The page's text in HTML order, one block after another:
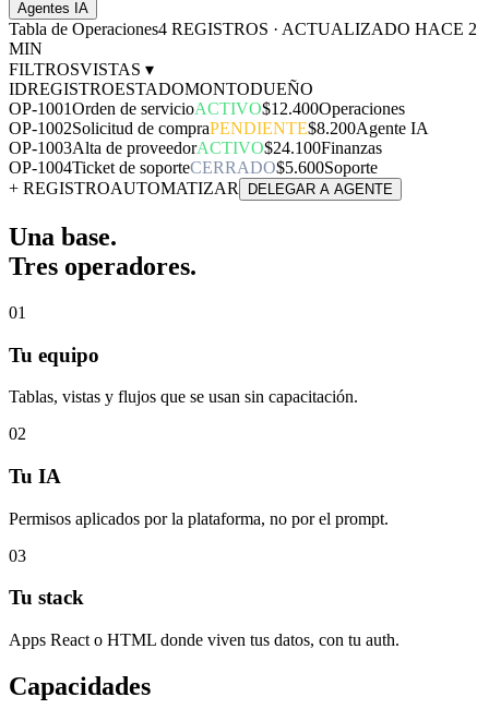
Agentes IA
Tabla de Operaciones4 REGISTROS · ACTUALIZADO HACE 2
MIN
FILTROSVISTAS ▾
IDREGISTROESTADOMONTODUEÑO
OP-1001Orden de servicioACTIVO$12.400Operaciones
OP-1002Solicitud de compraPENDIENTE$8.200Agente IA
OP-1003Alta de proveedorACTIVO$24.100Finanzas
OP-1004Ticket de soporteCERRADO$5.600Soporte
+ REGISTROAUTOMATIZAR DELEGAR A AGENTE
Una base.
Tres operadores.
01
Tu equipo
Tablas, vistas y flujos que se usan sin capacitación.
02
Tu IA
Permisos aplicados por la plataforma, no por el prompt.
03
Tu stack
Apps React o HTML donde viven tus datos, con tu auth.
Capacidades